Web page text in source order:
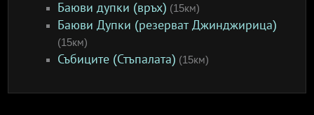
Баюви дупки (връх) (15км)
Баюви Дупки (резерват Джинджирица)
(15км)
Събиците (Стъпалата) (15км)